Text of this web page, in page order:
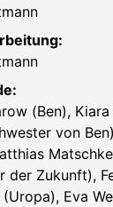
(Ben),
von
der Zukunft),
Eva